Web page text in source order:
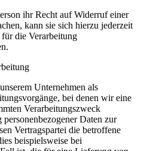
ihr Recht auf Widerruf einer
kann sie sich hierzu jederzeit
die Verarbeitung
Unternehmen als
bei denen wir eine
Verarbeitungszweck
Daten zur
Vertragspartei die betroffene
beispielsweise bei